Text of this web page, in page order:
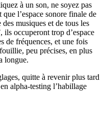
à un son, ne soyez pas
l’espace sonore finale de
musiques et de tous les
ils occuperont trop d’espace
de fréquences, et une fois
peu précises, en plus
longue.
quitte à revenir plus tard
alpha-testing l’habillage